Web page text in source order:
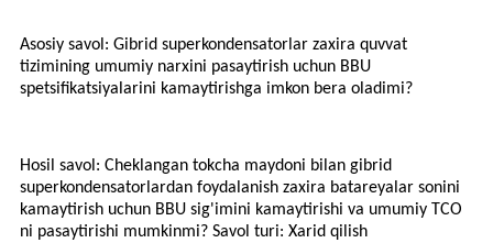
Asosiy savol: Gibrid superkondensatorlar zaxira quvvat
tizimining umumiy narxini pasaytirish uchun BBU
spetsifikatsiyalarini kamaytirishga imkon bera oladimi?
Hosil savol: Cheklangan tokcha maydoni bilan gibrid
superkondensatorlardan foydalanish zaxira batareyalar sonini
kamaytirish uchun BBU sig'imini kamaytirishi va umumiy TCO
ni pasaytirishi mumkinmi? Savol turi: Xarid qilish